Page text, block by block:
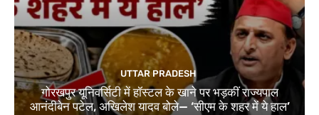
UTTAR PRADESH
गोरखपुर यूनिवर्सिटी में हॉस्टल के खाने पर भड़कीं राज्यपाल
आनंदीबेन पटेल, अखिलेश यादव बोले— ‘सीएम के शहर में ये हाल’